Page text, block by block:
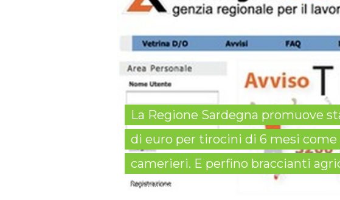
La Regione Sardegna promuove
di euro per tirocini di 6 mesi come
camerieri. E perfino braccianti
È ormai un'abitudine che le Regioni promuovano e